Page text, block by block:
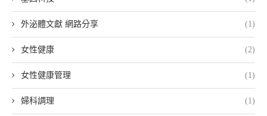
外泌體文獻 網路分享 (1)
女性健康 (2)
女性健康管理 (1)
婦科調理 (1)